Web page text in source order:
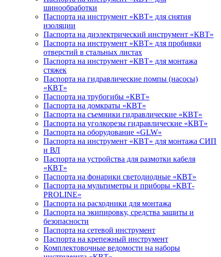
шинообработки
Паспорта на инструмент «КВТ» для снятия
изоляции
Паспорта на диэлектрический инструмент «КВТ»
Паспорта на инструмент «КВТ» для пробивки
отверстий в стальных листах
Паспорта на инструмент «КВТ» для монтажа
стяжек
Паспорта на гидравлические помпы (насосы)
«КВТ»
Паспорта на трубогибы «КВТ»
Паспорта на домкраты «КВТ»
Паспорта на съемники гидравлические «КВТ»
Паспорта на уголкорезы гидравлические «КВТ»
Паспорта на оборудование «GLW»
Паспорта на инструмент «КВТ» для монтажа СИП
и ВЛ
Паспорта на устройства для размотки кабеля
«КВТ»
Паспорта на фонарики светодиодные «КВТ»
Паспорта на мультиметры и приборы «КВТ-
PROLINE»
Паспорта на расходники для монтажа
Паспорта на экипировку, средства защиты и
безопасности
Паспорта на сетевой инструмент
Паспорта на крепежный инструмент
Комплектовочные ведомости на наборы